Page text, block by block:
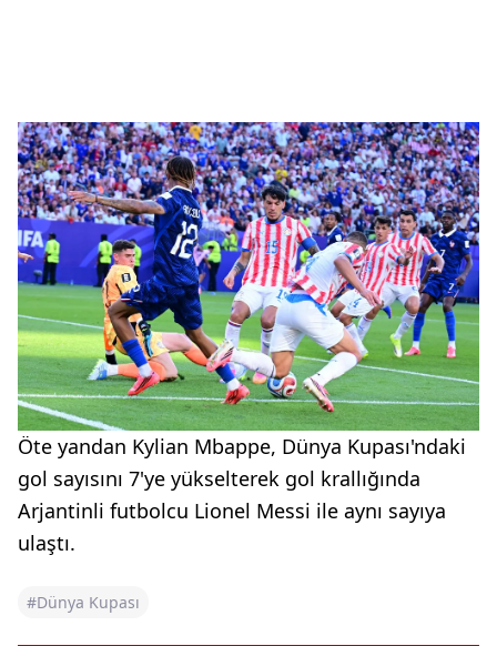
Öte yandan Kylian Mbappe, Dünya Kupası'ndaki
gol sayısını 7'ye yükselterek gol krallığında
Arjantinli futbolcu Lionel Messi ile aynı sayıya
ulaştı.
#Dünya Kupası